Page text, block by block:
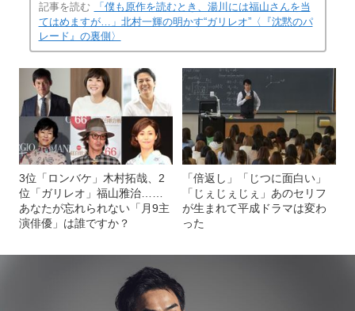
記事を読む
「僕も原作を読むとき、湯川には福山さんを当
てはめますが…」北村一輝の明かす“ガリレオ”〈『沈黙のパ
レード』の裏側〉
3位「ロンバケ」木村拓哉、2
位「ガリレオ」福山雅治……
あなたが忘れられない「月9主
演俳優」は誰ですか？
「倍返し」「じつに面白い」
「じぇじぇじぇ」あのセリフ
が生まれて平成ドラマは変わ
った